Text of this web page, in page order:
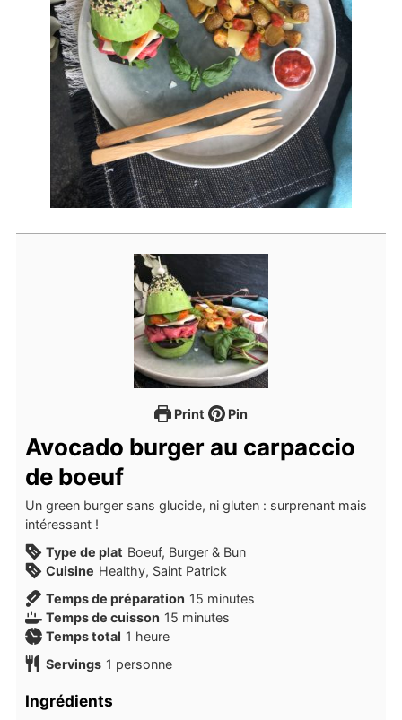
Print Pin
Avocado burger au carpaccio
de boeuf
Un green burger sans glucide, ni gluten : surprenant mais
intéressant !
Type de plat Boeuf, Burger & Bun
Cuisine Healthy, Saint Patrick
Temps de préparation 15 minutes
minutes
Temps de cuisson 15 minutes
minutes
Temps total 1 heure
heure
Servings 1 personne
Ingrédients